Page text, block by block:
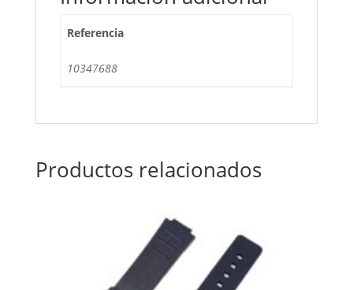
Referencia
10347688
Productos relacionados